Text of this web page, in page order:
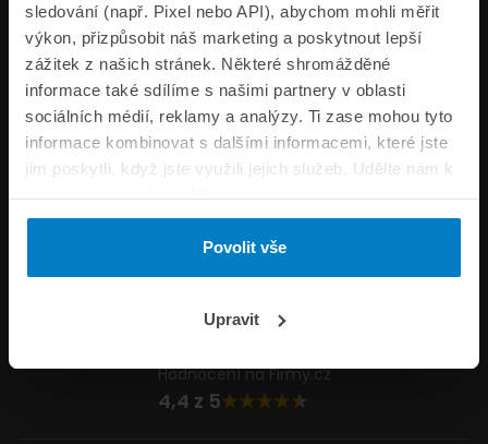
sledování (např. Pixel nebo API), abychom mohli měřit
výkon, přizpůsobit náš marketing a poskytnout lepší
zážitek z našich stránek. Některé shromážděné
informace také sdílíme s našimi partnery v oblasti
sociálních médií, reklamy a analýzy. Ti zase mohou tyto
informace kombinovat s dalšími informacemi, které jste
jim poskytli, když jste využili jejich služeb. Udělte nám k
tomu prosím svůj souhlas.
Povolit vše
Upravit
Produkty
Pojišťovny
Informace
ePojisteni.cz
Formuláře
Napište nám
Hodnocení na Firmy.cz
4,4 z 5